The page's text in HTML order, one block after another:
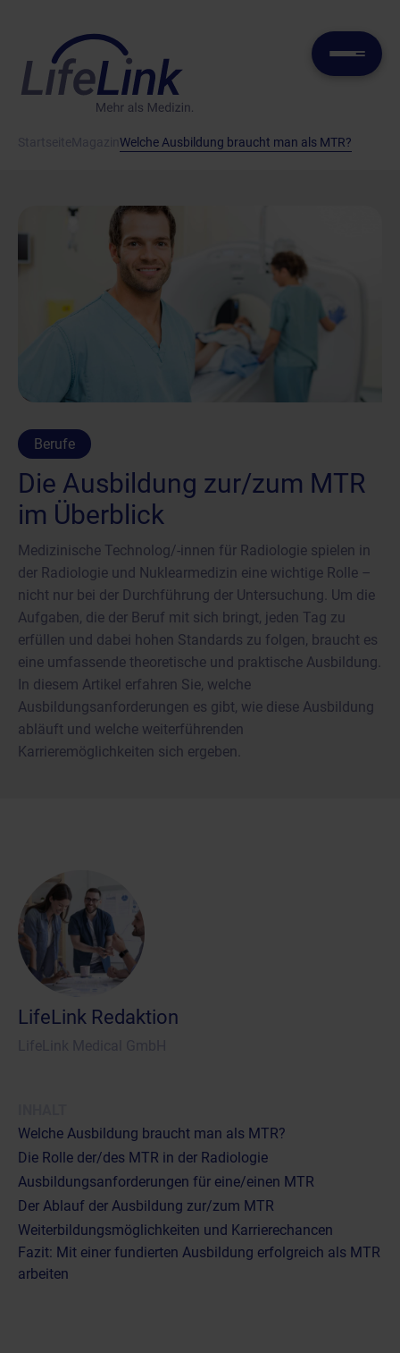
Welche Ausbildung braucht man als MTR?
Berufe
Die Ausbildung zur/zum MTR
im Überblick
Medizinische Technolog/-innen für Radiologie spielen in
der Radiologie und Nuklearmedizin eine wichtige Rolle –
nicht nur bei der Durchführung der Untersuchung. Um die
Aufgaben, die der Beruf mit sich bringt, jeden Tag zu
erfüllen und dabei hohen Standards zu folgen, braucht es
eine umfassende theoretische und praktische Ausbildung.
In diesem Artikel erfahren Sie, welche
Ausbildungsanforderungen es gibt, wie diese Ausbildung
abläuft und welche weiterführenden
Karrieremöglichkeiten sich ergeben.
LifeLink Redaktion
Welche Ausbildung braucht man als MTR?
Die Rolle der/des MTR in der Radiologie
Ausbildungsanforderungen für eine/einen MTR
Der Ablauf der Ausbildung zur/zum MTR
Weiterbildungsmöglichkeiten und Karrierechancen
Fazit: Mit einer fundierten Ausbildung erfolgreich als MTR
arbeiten